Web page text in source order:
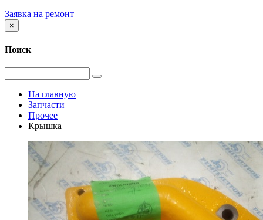
Заявка на ремонт
×
Поиск
На главную
Запчасти
Прочее
Крышка